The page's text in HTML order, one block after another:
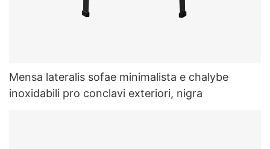
Mensa lateralis sofae minimalista e chalybe
inoxidabili pro conclavi exteriori, nigra